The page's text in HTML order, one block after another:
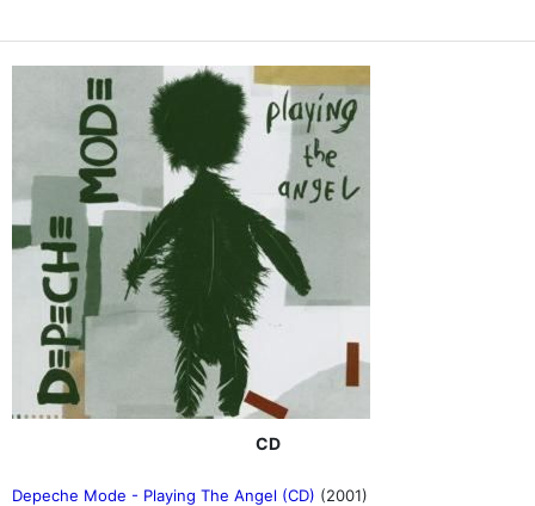
CD
Depeche Mode - Playing The Angel (CD) (2001)